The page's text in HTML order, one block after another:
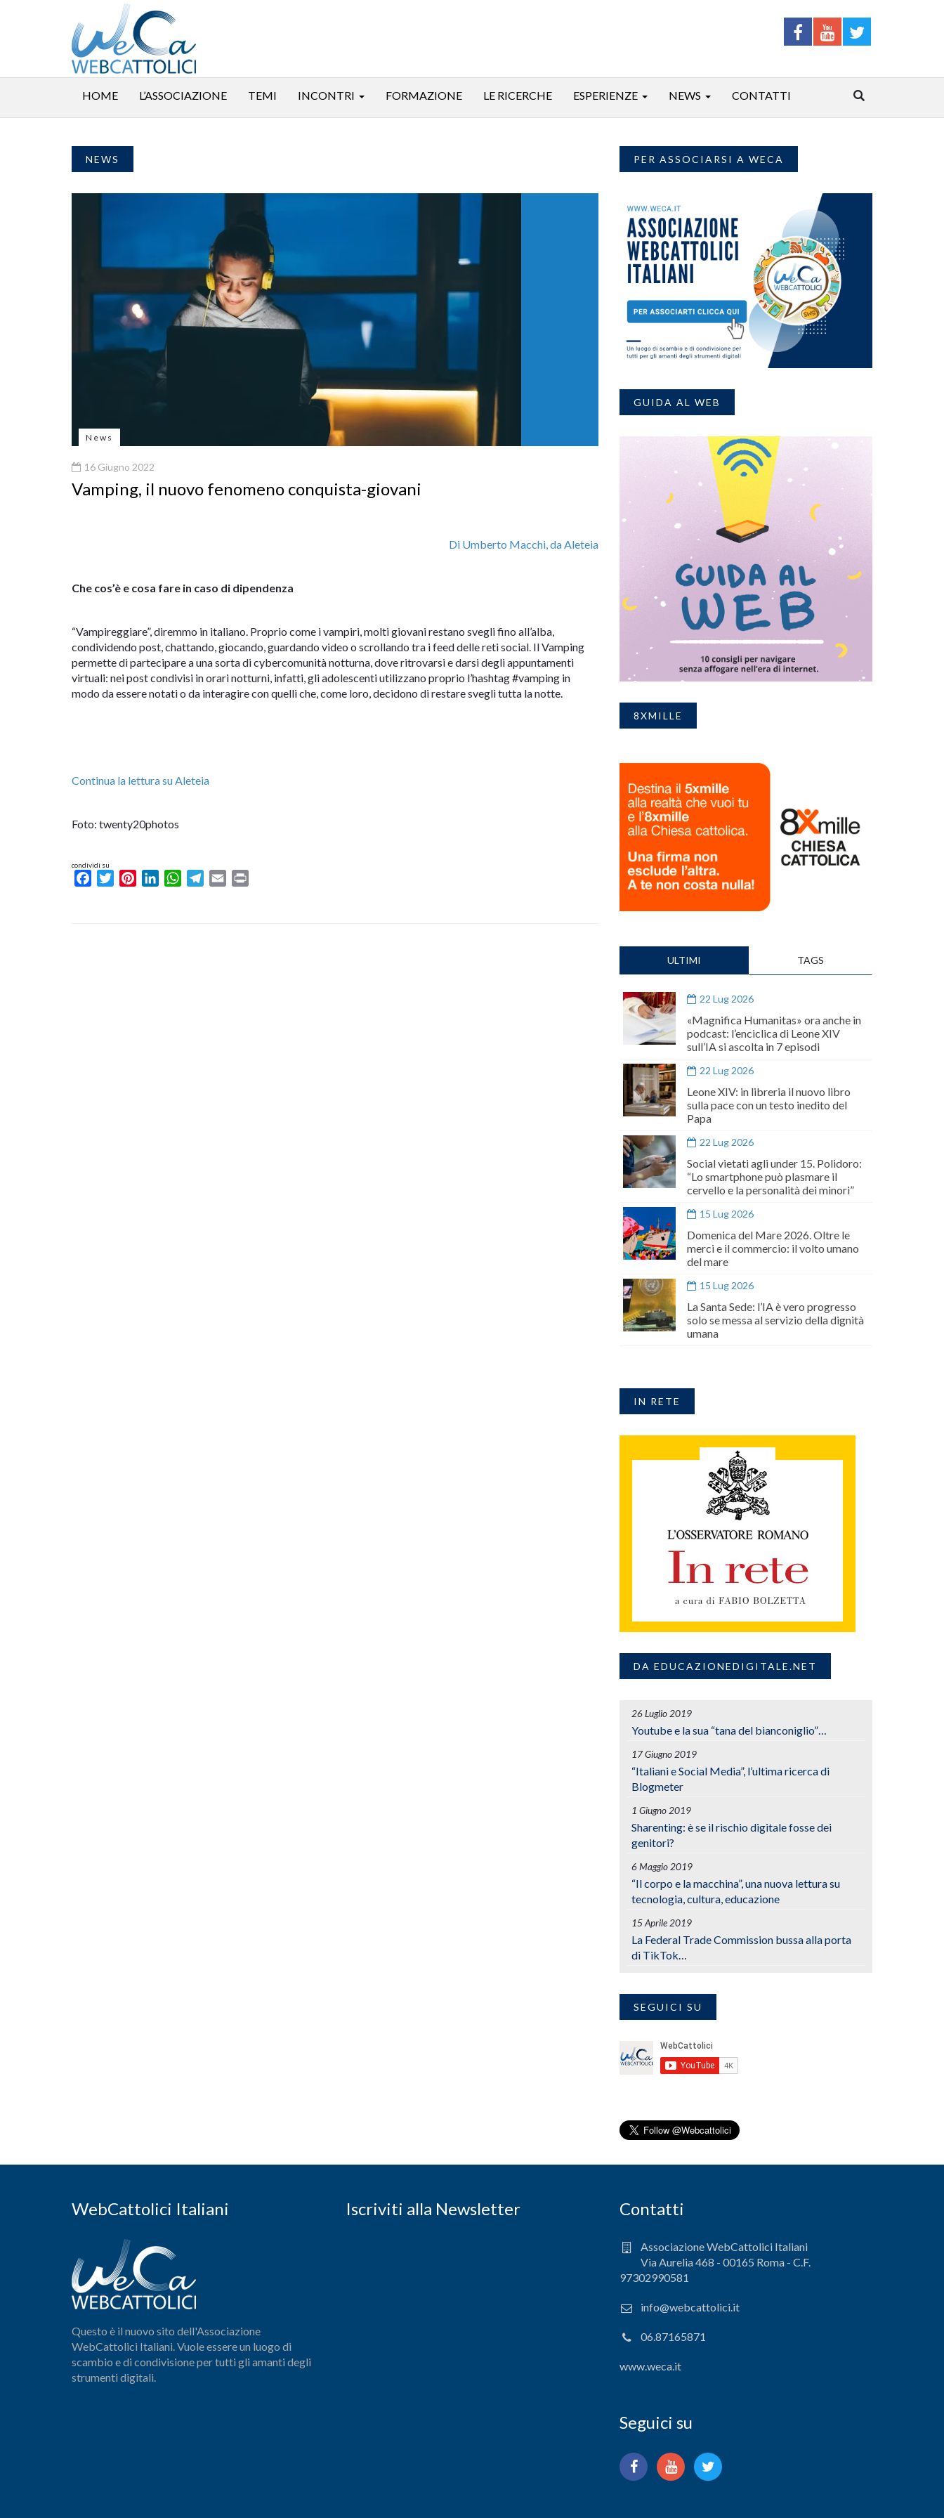
HOME L’ASSOCIAZIONE TEMI INCONTRI FORMAZIONE LE RICERCHE ESPERIENZE NEWS CONTATTI
NEWS
News
16 Giugno 2022
Vamping, il nuovo fenomeno conquista-giovani
Di Umberto Macchi, da Aleteia
Che cos’è e cosa fare in caso di dipendenza
“Vampireggiare”, diremmo in italiano. Proprio come i vampiri, molti giovani restano svegli fino all’alba,
condividendo post, chattando, giocando, guardando video o scrollando tra i feed delle reti social. Il Vamping
permette di partecipare a una sorta di cybercomunità notturna, dove ritrovarsi e darsi degli appuntamenti
virtuali: nei post condivisi in orari notturni, infatti, gli adolescenti utilizzano proprio l’hashtag #vamping in
modo da essere notati o da interagire con quelli che, come loro, decidono di restare svegli tutta la notte.
Continua la lettura su Aleteia
Foto: twenty20photos
condividi su
FacebookTwitterPinterestLinkedInWhatsAppTelegram
Email
PER ASSOCIARSI A WECA
GUIDA AL WEB
8XMILLE
ULTIMI TAGS
22 Lug 2026
«Magnifica Humanitas» ora anche in
podcast: l’enciclica di Leone XIV
sull’IA si ascolta in 7 episodi
22 Lug 2026
Leone XIV: in libreria il nuovo libro
sulla pace con un testo inedito del
Papa
22 Lug 2026
Social vietati agli under 15. Polidoro:
“Lo smartphone può plasmare il
cervello e la personalità dei minori”
15 Lug 2026
Domenica del Mare 2026. Oltre le
merci e il commercio: il volto umano
del mare
15 Lug 2026
La Santa Sede: l’IA è vero progresso
solo se messa al servizio della dignità
umana
IN RETE
DA EDUCAZIONEDIGITALE.NET
26 Luglio 2019
Youtube e la sua “tana del bianconiglio”…
17 Giugno 2019
“Italiani e Social Media”, l’ultima ricerca di
Blogmeter
1 Giugno 2019
Sharenting: è se il rischio digitale fosse dei
genitori?
6 Maggio 2019
“Il corpo e la macchina”, una nuova lettura su
tecnologia, cultura, educazione
15 Aprile 2019
La Federal Trade Commission bussa alla porta
di TikTok…
SEGUICI SU
WebCattolici Italiani
Questo è il nuovo sito dell'Associazione
WebCattolici Italiani. Vuole essere un luogo di
scambio e di condivisione per tutti gli amanti degli
strumenti digitali.
Iscriviti alla Newsletter Contatti
Associazione WebCattolici Italiani
Via Aurelia 468 - 00165 Roma - C.F.
97302990581
info@webcattolici.it
06.87165871
www.weca.it
Seguici su